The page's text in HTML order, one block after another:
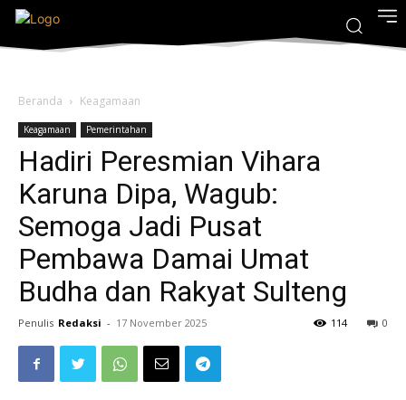
Beranda Keagamaan
Keagamaan Pemerintahan
Hadiri Peresmian Vihara
Karuna Dipa, Wagub:
Semoga Jadi Pusat
Pembawa Damai Umat
Budha dan Rakyat Sulteng
Penulis Redaksi - 17 November 2025 0
114